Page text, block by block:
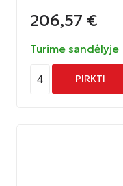
206,57 €
Turime sandėlyje
4 PIRKTI